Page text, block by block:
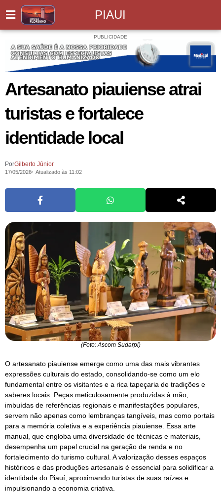
PIAUI
PUBLICIDADE
Artesanato piauiense atrai
turistas e fortalece
identidade local
PorGilberto Júnior
17/05/2026 Atualizado às 11:02
(Foto: Ascom Sudarpi)
O artesanato piauiense emerge como uma das mais vibrantes
expressões culturais do estado, consolidando-se como um elo
fundamental entre os visitantes e a rica tapeçaria de tradições e
saberes locais. Peças meticulosamente produzidas à mão,
imbuídas de referências regionais e manifestações populares,
servem não apenas como lembranças tangíveis, mas como portais
para a memória coletiva e a experiência piauiense. Essa arte
manual, que engloba uma diversidade de técnicas e materiais,
desempenha um papel crucial na geração de renda e no
fortalecimento do turismo cultural. A valorização desses espaços
históricos e das produções artesanais é essencial para solidificar a
identidade do Piauí, aproximando turistas de suas raízes e
impulsionando a economia criativa.